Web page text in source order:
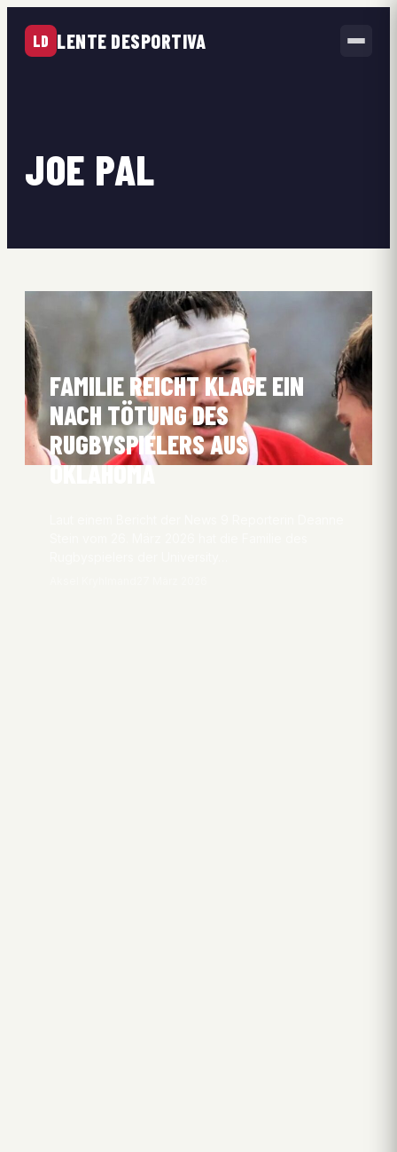
LD LENTE DESPORTIVA
JOE PAL
FAMILIE REICHT KLAGE EIN
NACH TÖTUNG DES
RUGBYSPIELERS AUS
OKLAHOMA